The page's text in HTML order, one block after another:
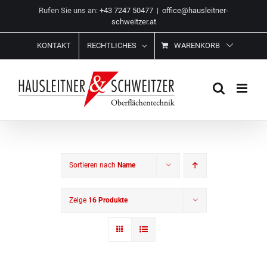
springen
Rufen Sie uns an: +43 7247 50477 | office@hausleitner-
schweitzer.at
KONTAKT RECHTLICHES WARENKORB
Sortieren nach Name
Zeige 16 Produkte